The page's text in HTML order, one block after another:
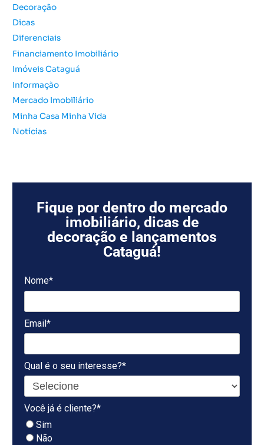
p
o
r
:
Decoração
Dicas
Diferenciais
Financiamento Imobiliário
Imóveis Cataguá
Informação
Mercado Imobiliário
Minha Casa Minha Vida
Notícias
Fique por dentro do mercado
imobiliário, dicas de
decoração e lançamentos
Cataguá!
Nome*
Email*
Qual é o seu interesse?*
Você já é cliente?*
Sim
Não